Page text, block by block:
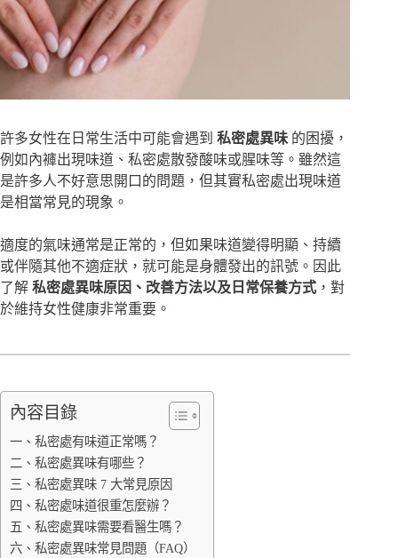
許多女性在日常生活中可能會遇到 私密處異味 的困擾，
例如內褲出現味道、私密處散發酸味或腥味等。雖然這
是許多人不好意思開口的問題，但其實私密處出現味道
是相當常見的現象。
適度的氣味通常是正常的，但如果味道變得明顯、持續
或伴隨其他不適症狀，就可能是身體發出的訊號。因此
了解 私密處異味原因、改善方法以及日常保養方式 ，對
於維持女性健康非常重要。
內容目錄
一、私密處有味道正常嗎？
二、私密處異味有哪些？
三、私密處異味 7 大常見原因
四、私密處味道很重怎麼辦？
五、私密處異味需要看醫生嗎？
六、私密處異味常見問題（FAQ）